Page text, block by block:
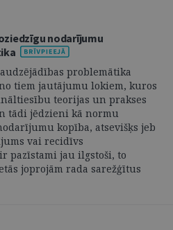
nodarījumu
problemātika
tiem jautājumu lokiem, kuros
teorijas un prakses
tādi jēdzieni kā normu
kopība, atsevišķs jeb
vai recidīvs
jau ilgstoši, to
joprojām rada sarežģītus